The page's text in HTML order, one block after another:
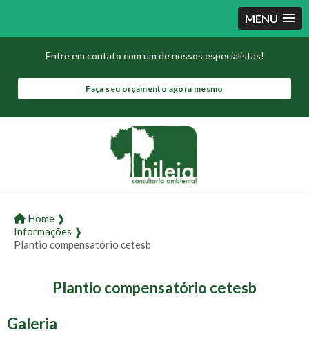
MENU
Entre em contato com um de nossos especialistas!
Faça seu orçamento agora mesmo
Home ❱
Informações ❱
Plantio compensatório cetesb
Plantio compensatório cetesb
Galeria